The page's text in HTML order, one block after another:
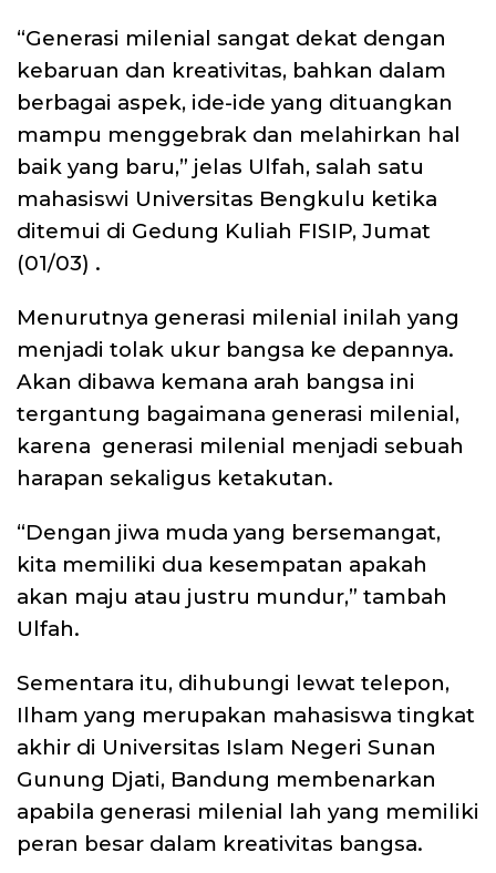
“Generasi milenial sangat dekat dengan
kebaruan dan kreativitas, bahkan dalam
berbagai aspek, ide-ide yang dituangkan
mampu menggebrak dan melahirkan hal
baik yang baru,” jelas Ulfah, salah satu
mahasiswi Universitas Bengkulu ketika
ditemui di Gedung Kuliah FISIP, Jumat
(01/03) .
Menurutnya generasi milenial inilah yang
menjadi tolak ukur bangsa ke depannya.
Akan dibawa kemana arah bangsa ini
tergantung bagaimana generasi milenial,
karena generasi milenial menjadi sebuah
harapan sekaligus ketakutan.
“Dengan jiwa muda yang bersemangat,
kita memiliki dua kesempatan apakah
akan maju atau justru mundur,” tambah
Ulfah.
Sementara itu, dihubungi lewat telepon,
Ilham yang merupakan mahasiswa tingkat
akhir di Universitas Islam Negeri Sunan
Gunung Djati, Bandung membenarkan
apabila generasi milenial lah yang memiliki
peran besar dalam kreativitas bangsa.